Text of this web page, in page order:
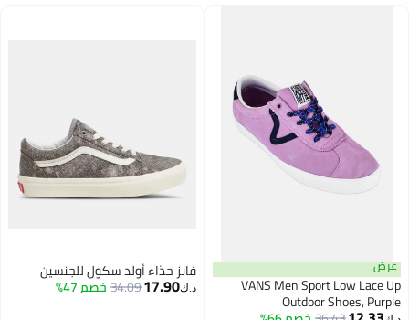
عرض
VANS Men Sport Low Lace Up
Outdoor Shoes, Purple
فانز حذاء أولد سكول للجنسين
د.ك‏17.90
34.09خصم 47%